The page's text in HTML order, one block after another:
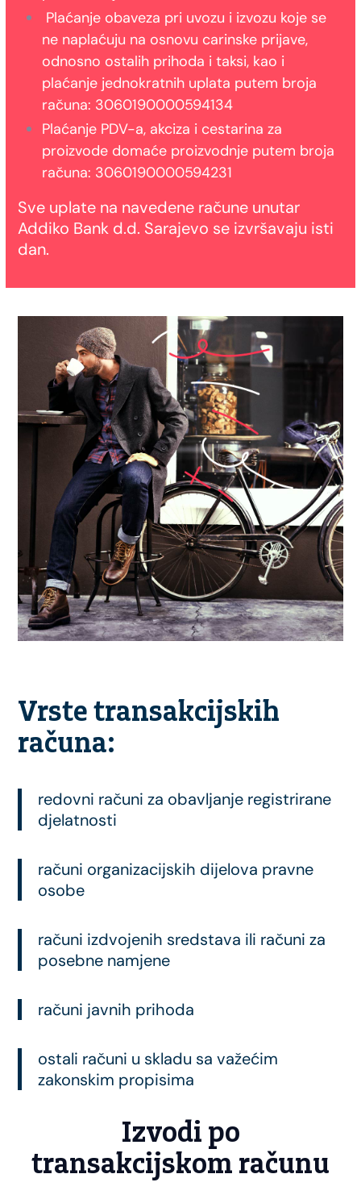
Plaćanje obaveza pri uvozu i izvozu koje se
ne naplaćuju na osnovu carinske prijave,
odnosno ostalih prihoda i taksi, kao i
plaćanje jednokratnih uplata putem broja
računa: 3060190000594134
Plaćanje PDV-a, akciza i cestarina za
proizvode domaće proizvodnje putem broja
računa: 3060190000594231
Sve uplate na navedene račune unutar
Addiko Bank d.d. Sarajevo se izvršavaju isti
dan.
Vrste transakcijskih
računa:
redovni računi za obavljanje registrirane
djelatnosti
računi organizacijskih dijelova pravne
osobe
računi izdvojenih sredstava ili računi za
posebne namjene
računi javnih prihoda
ostali računi u skladu sa važećim
zakonskim propisima
Izvodi po
transakcijskom računu